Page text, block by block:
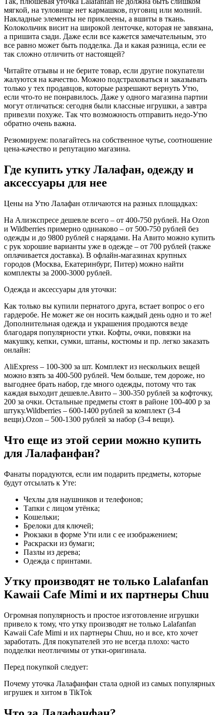
мягкой, на туловище нет кармашков, пуговиц или молний.
Накладные элементы не приклеены, а вшиты в ткань.
Колокольчик висит на широкой ленточке, которая не завязана,
а пришита сзади. Даже если все кажется замечательным, это
все равно может быть подделка. Да и какая разница, если ее
так сложно отличить от настоящей?
Читайте отзывы и не берите товар, если другие покупатели
жалуются на качество. Можно подстраховаться и заказывать
только у тех продавцов, которые разрешают вернуть Утю,
если что-то не понравилось. Даже у одного магазина партии
могут отличаться: сегодня были классные игрушки, а завтра
привезли похуже. Так что возможность отправить недо-Утю
обратно очень важна.
Резюмируем: полагайтесь на собственное чутье, соотношение
цена-качество и репутацию магазина.
Где купить утку Лалафан, одежду и
аксессуары для нее
Цены на Утю Лалафан отличаются на разных площадках:
На Алиэкспресе дешевле всего – от 400-750 рублей. На Ozon
и Wildberries примерно одинаково – от 500-750 рублей без
одежды и до 9800 рублей с нарядами. На Авито можно купить
с рук хорошие варианты уже в одежде – от 700 рублей (также
оплачивается доставка). В офлайн-магазинах крупных
городов (Москва, Екатеринбург, Питер) можно найти
комплекты за 2000-3000 рублей.
Одежда и аксессуары для уточки:
Как только вы купили пернатого друга, встает вопрос о его
гардеробе. Не может же он носить каждый день одно и то же!
Дополнительная одежда и украшения продаются везде
благодаря популярности утки. Кофты, очки, повязки на
макушку, кепки, сумки, штаны, костюмы и пр. легко заказать
онлайн:
AliExpress – 100-300 за шт. Комплект из нескольких вещей
можно взять за 400-500 рублей. Чем больше, тем дороже, но
выгоднее брать набор, где много одежды, потому что так
каждая выходит дешевле.Авито – 300-350 рублей за кофточку,
200 за очки. Остальные предметы стоят в районе 100-400 р за
штуку.Wildberries – 600-1400 рублей за комплект (3-4
вещи).Ozon – 500-1300 рублей за набор (3-4 вещи).
Что еще из этой серии можно купить
для Лалафанфан?
Фанаты порадуются, если им подарить предметы, которые
будут отсылать к Уте:
Чехлы для наушников и телефонов;
Тапки с лицом утёнка;
Кошельки;
Брелоки для ключей;
Рюкзаки в форме Ути или с ее изображением;
Раскраски из бумаги;
Пазлы из дерева;
Одежда с принтами.
Утку производят не только Lalafanfan
Kawaii Cafe Mimi и их партнеры Chuu
Огромная популярность и простое изготовление игрушки
привело к тому, что утку производят не только Lalafanfan
Kawaii Cafe Mimi и их партнеры Chuu, но и все, кто хочет
заработать. Для покупателей это не всегда плохо: часто
подделки неотличимы от утки-оригинала.
Перед покупкой следует:
Почему уточка Лалафанфан стала одной из самых популярных
игрушек и хитом в TikTok